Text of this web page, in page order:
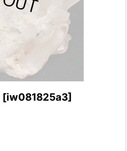
[iw081825a3]